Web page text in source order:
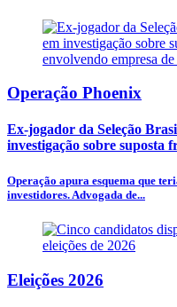
Operação Phoenix
Ex-jogador da Seleção
investigação sobre suposta
Operação apura esquema que
investidores. Advogada de...
Eleições 2026